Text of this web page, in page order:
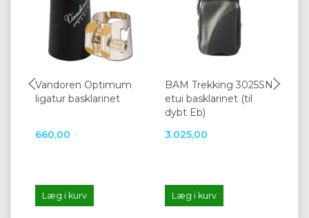
Vandoren Optimum
ligatur basklarinet
660,00
Læg i kurv
BAM Trekking 3025SN
etui basklarinet (til
dybt Eb)
3.025,00
Læg i kurv